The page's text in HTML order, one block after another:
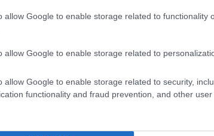
allow Google to enable storage related to functionality
allow Google to enable storage related to
allow Google to enable storage related to security,
functionality and fraud prevention, and other user
ha permesso di effettuare i rilievi
dell’incidente. Quante volte,
essere evitati?
Nigro ha colpito profondamente la
e benvoluto, lascia dietro di sé una